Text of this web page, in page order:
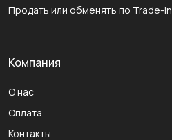
Продать или обменять по Trade-In
Компания
О нас
Оплата
Контакты